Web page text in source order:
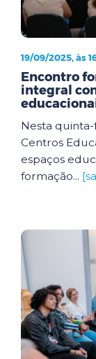
19/09/2025, às
Encontro
integral
Nesta
Centros
espaços
formação...